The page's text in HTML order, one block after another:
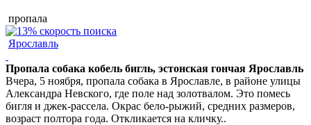
пропала
Ярославль
Пропала собака кобель бигль, эстонская гончая Ярославль
Вчера, 5 ноября, пропала собака в Ярославле, в районе улицы
Александра Невского, где поле над золотвалом. Это помесь
бигля и джек-рассела. Окрас бело-рыжий, средних размеров,
возраст полтора года. Откликается на кличку..